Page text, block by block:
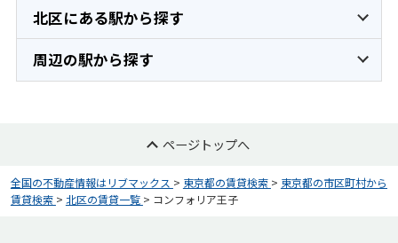
北区にある駅から探す
周辺の駅から探す
ページトップへ
全国の不動産情報はリブマックス > 東京都の賃貸検索 > 東京都の市区町村から
賃貸検索 > 北区の賃貸一覧 > コンフォリア王子